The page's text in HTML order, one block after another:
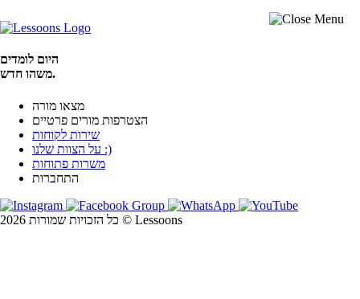
היום לומדים
משהו חדש.
מצאו מורה
הצטרפות מורים פרטיים
שירות לקוחות
על הצוות שלנו :)
משרות פתוחות
התחברות
כל הזכויות שמורות 2026 © Lessoons